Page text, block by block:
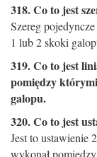
318. Co to jest
Szereg
1 lub 2 skoki
319. Co to jest
pomiędzy
galopu.
320. Co to jest
Jest to ustawienie
wykonał